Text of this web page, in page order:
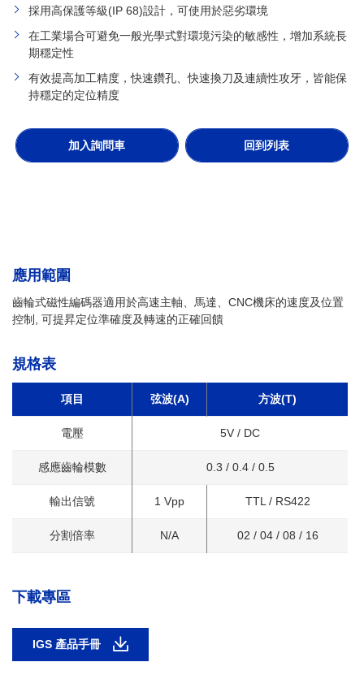
採用高保護等級(IP 68)設計，可使用於惡劣環境
在工業場合可避免一般光學式對環境污染的敏感性，增加系統長
期穩定性
有效提高加工精度，快速鑽孔、快速換刀及連續性攻牙，皆能保
持穩定的定位精度
加入詢問車 回到列表
應用範圍
齒輪式磁性編碼器適用於高速主軸、馬達、CNC機床的速度及位置
控制, 可提昇定位準確度及轉速的正確回饋
規格表
項目 弦波(A) 方波(T)
電壓 5V / DC
感應齒輪模數 0.3 / 0.4 / 0.5
輸出信號 1 Vpp TTL / RS422
分割倍率 N/A 02 / 04 / 08 / 16
下載專區
IGS 產品手冊